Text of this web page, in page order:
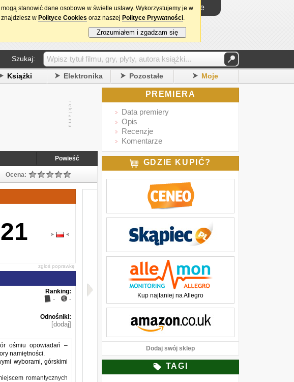
DataPremiery.pl Logowanie
Szukaj:
Książki Elektronika Pozostałe Moje
Powieść
Ocena:
zgłoś poprawkę
Ranking:
- -
Odnośniki:
[dodaj]
ośmiu opowiadań –
namiętności.
wyborami, górskimi
romantycznych
PREMIERA
Data premiery
Opis
Recenzje
Komentarze
GDZIE KUPIĆ?
Kup najtaniej na Allegro
Dodaj swój sklep
TAGI
stanowić dane osobowe w świetle ustawy. Wykorzystujemy je w
w Polityce Cookies oraz naszej Polityce Prywatności.
Zrozumiałem i zgadzam się